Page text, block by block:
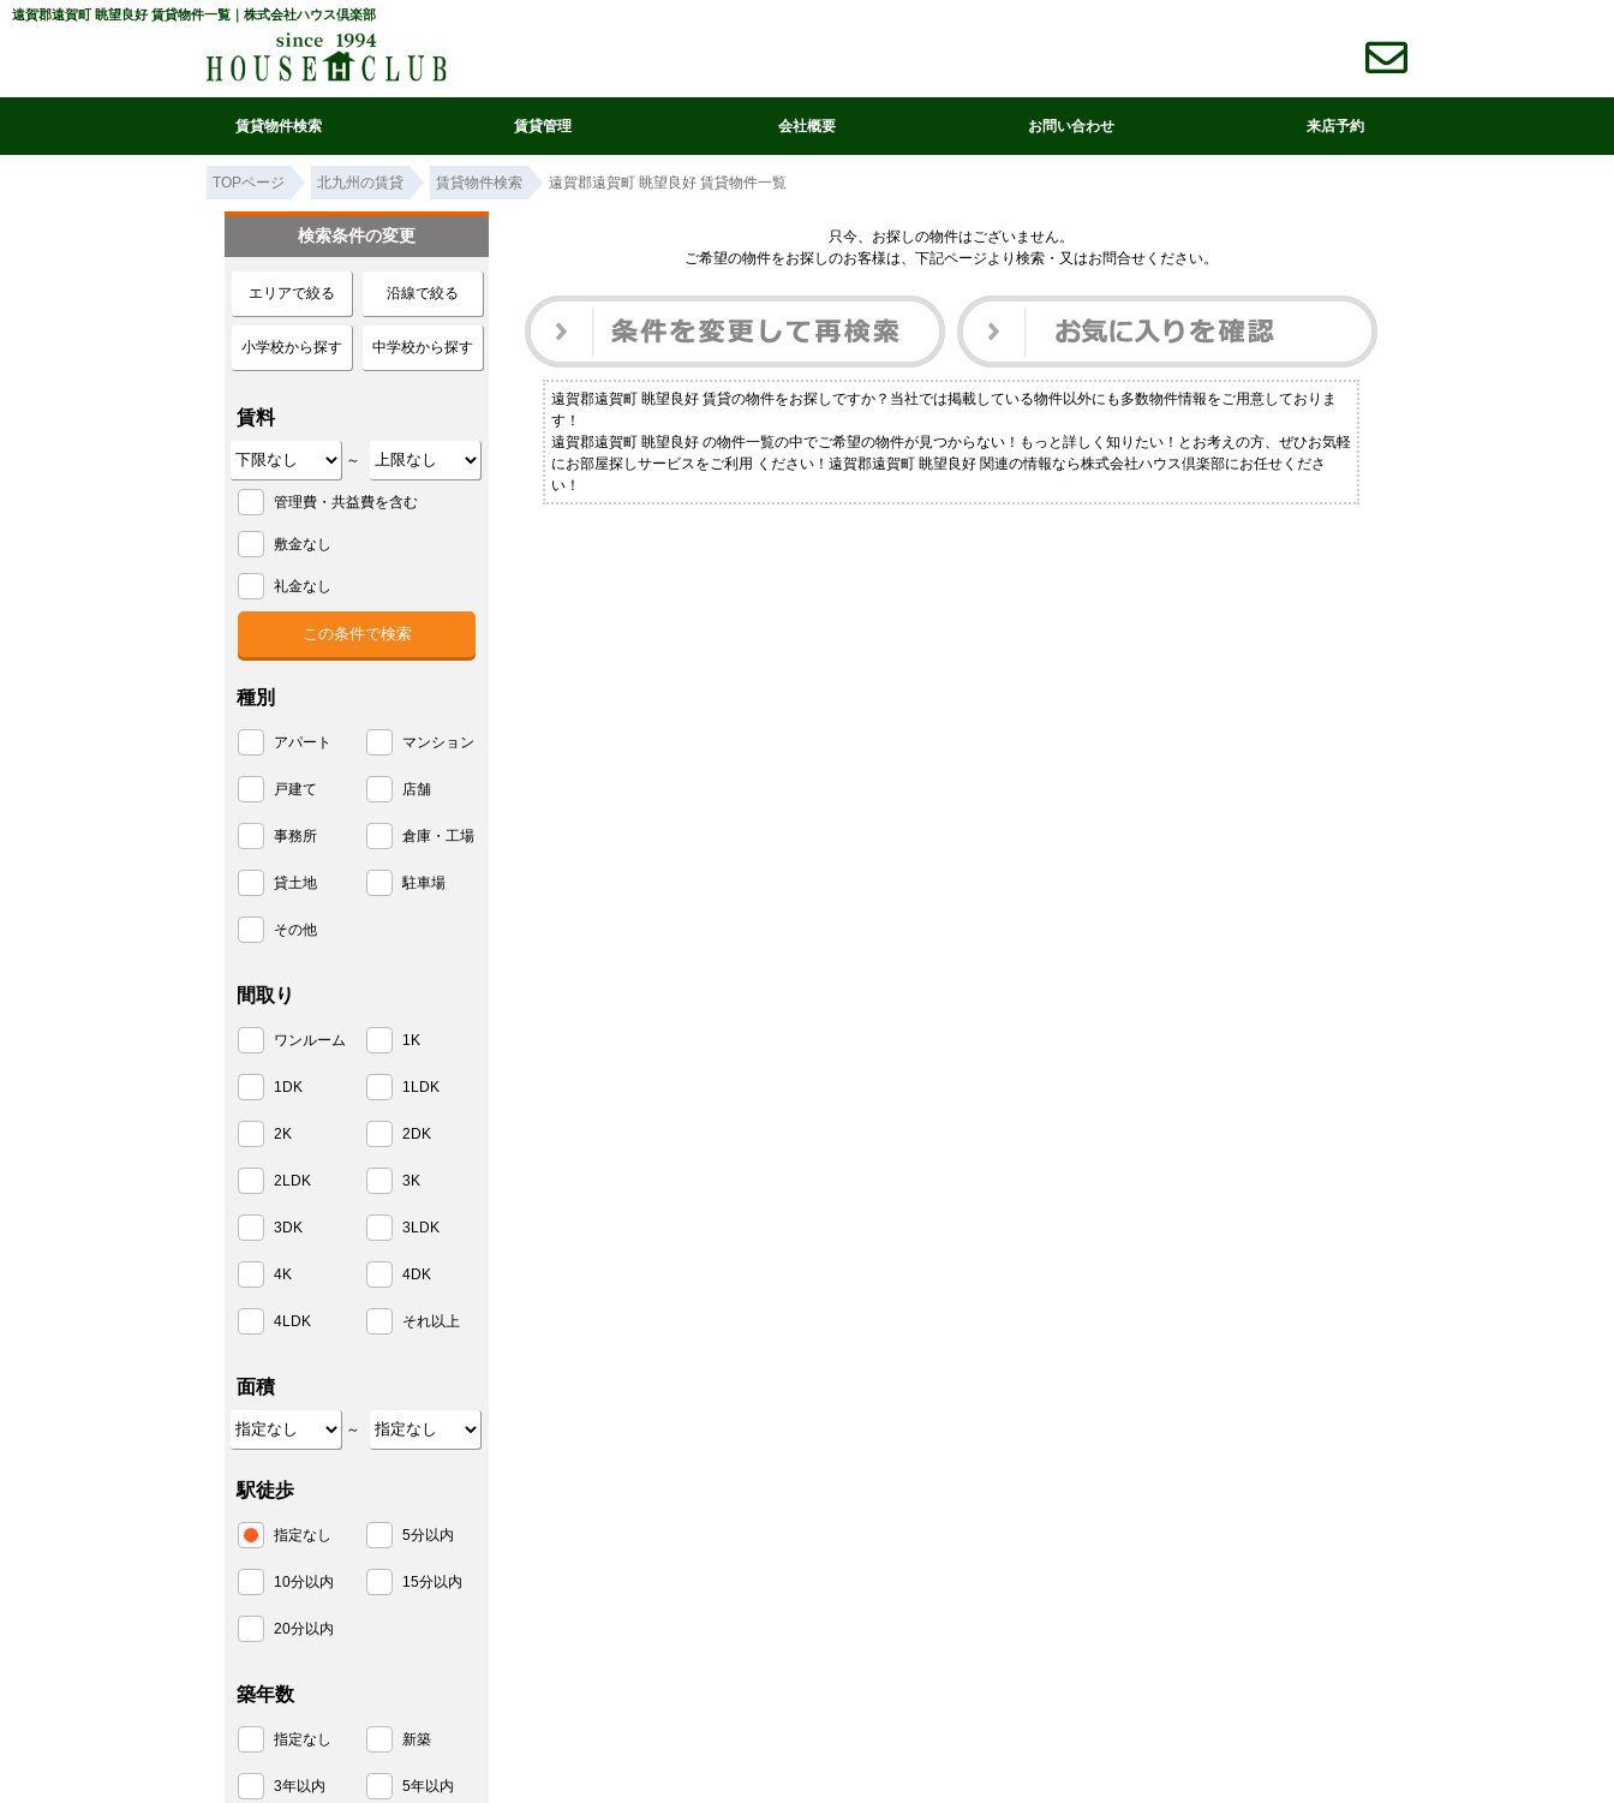
遠賀郡遠賀町 眺望良好 賃貸物件一覧｜株式会社ハウス倶楽部
賃貸物件検索
条件検索
お気に入り
閲覧履歴
マイ条件リスト
賃貸管理 会社概要 お問い合わせ 来店予約
TOPページ 北九州の賃貸 賃貸物件検索 遠賀郡遠賀町 眺望良好 賃貸物件一覧
只今、お探しの物件はございません。
ご希望の物件をお探しのお客様は、下記ページより検索・又はお問合せください。
遠賀郡遠賀町 眺望良好 賃貸の物件をお探しですか？当社では掲載している物件以外にも多数物件情報をご用意しておりま
す！
遠賀郡遠賀町 眺望良好 の物件一覧の中でご希望の物件が見つからない！もっと詳しく知りたい！とお考えの方、ぜひお気軽
にお部屋探しサービスをご利用 ください！遠賀郡遠賀町 眺望良好 関連の情報なら株式会社ハウス倶楽部にお任せくださ
い！
検索条件の変更
エリアで絞る 沿線で絞る
小学校から探す 中学校から探す
賃料
～
管理費・共益費を含む
敷金なし
礼金なし
種別
アパート マンション
戸建て 店舗
事務所 倉庫・工場
貸土地 駐車場
その他
間取り
ワンルーム 1K
1DK 1LDK
2K 2DK
2LDK 3K
3DK 3LDK
4K 4DK
4LDK それ以上
面積
～
駅徒歩
指定なし 5分以内
10分以内 15分以内
20分以内
築年数
指定なし 新築
3年以内 5年以内